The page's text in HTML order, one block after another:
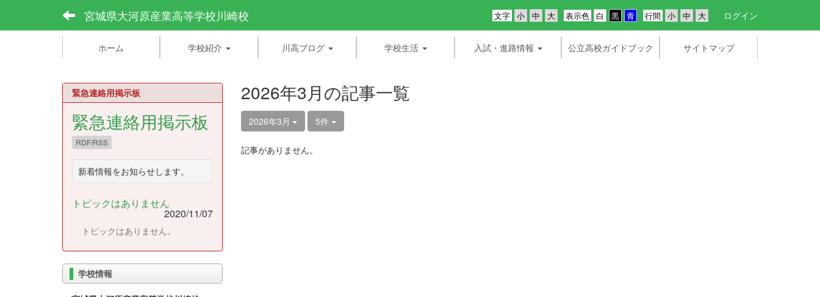
宮城県大河原産業高等学校川崎校 行間
表示色
文字 ログイン
ホーム 学校紹介 川高ブログ 学校生活 入試・進路情報 公立高校ガイドブック サイトマップ
2026年3月の記事一覧
2026年3月 5件
記事がありません。
緊急連絡用掲示板
緊急連絡用掲示板
RDF/RSS
新着情報をお知らせします。
トピックはありません
2020/11/07
トピックはありません。
学校情報